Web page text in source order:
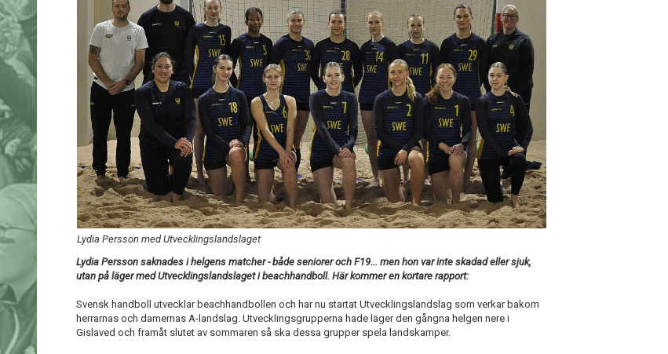
Lydia Persson med Utvecklingslandslaget
Lydia Persson saknades i helgens matcher - både seniorer och F19... men hon var inte skadad eller sjuk,
utan på läger med Utvecklingslandslaget i beachhandboll. Här kommer en kortare rapport:
Svensk handboll utvecklar beachhandbollen och har nu startat Utvecklingslandslag som verkar bakom
herrarnas och damernas A-landslag. Utvecklingsgrupperna hade läger den gångna helgen nere i
Gislaved och framåt slutet av sommaren så ska dessa grupper spela landskamper.